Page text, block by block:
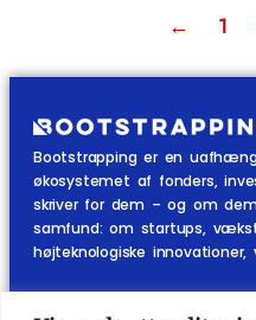
← 1
Bootstrapping er en
økosystemet af fonders,
skriver for dem – og om
samfund: om startups,
højteknologiske innovationer,